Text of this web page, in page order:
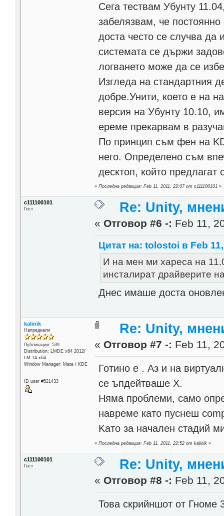
Сега тествам Убунту
забелязвам, че
доста често се случва
системата се държи
логването може да се
Изгледа на стандартния
добре.Унити, което е на
версия на Убунту 10.10,
ереме прекарвам в
По принцип съм фен на
него. Определено съм
десктоп, който предлагат
«Последна редакция: Feb 11, 2011, 22:07 от c111100101 »
c111100101
Гост Re: Unity,
« Отговор #6 -: Feb 11,
Цитат на: tolostoi в Feb
И на мен ми хареса на
инсталират драйверите
Днес имаше доста
kalinik
Напреднали
Публикации: 539
Distribution: LMDE x64 2012/
LM 14 x64
Window Manager: Mate / KDE
ID user #521433
Re: Unity,
« Отговор #7 -: Feb 11,
Готино е . Аз и на
се ъпдейтваше X.
Няма проблеми, само
навреме като пуснеш
Kaто за начален стадий
«Последна редакция: Feb 11, 2011, 22:52 от kalinik »
c111100101
Гост Re: Unity,
« Отговор #8 -: Feb 11,
Това скрийншот от Гноме